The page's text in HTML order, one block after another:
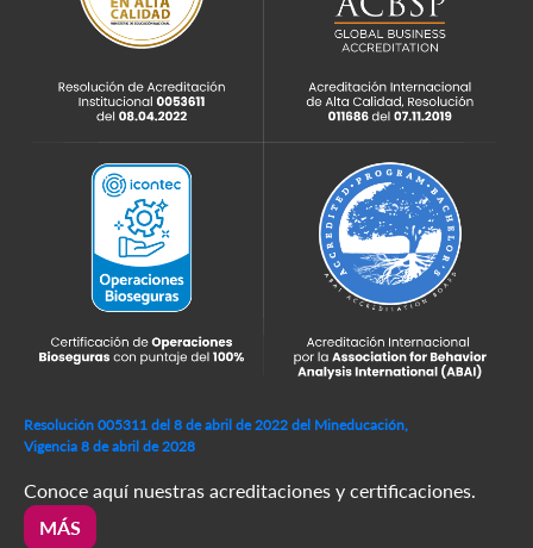
Resolución 005311 del 8 de abril de 2022 del Mineducación,
Vigencia 8 de abril de 2028
Conoce aquí nuestras acreditaciones y certificaciones.
MÁS